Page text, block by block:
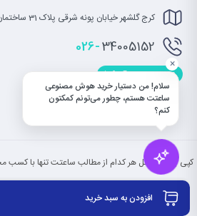
افزودن به سبد خرید
کرج گلشهر خیابان پونه شرقی پلاک 31 ساختمان قائم طبقه اول واحد 3
026-34005152
info@saatet.com
کپی بخش یا کل هر کدام از مطالب ساعتت تنها با کسب
سلام! من دستیار خرید هوش مصنوعی
ساعتت هستم، چطور می‌تونم کمکتون
کنم؟
×